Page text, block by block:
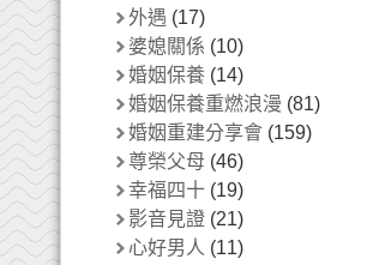
外遇 (17)
婆媳關係 (10)
婚姻保養 (14)
婚姻保養重燃浪漫 (81)
婚姻重建分享會 (159)
尊榮父母 (46)
幸福四十 (19)
影音見證 (21)
心好男人 (11)